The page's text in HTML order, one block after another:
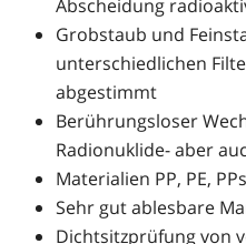
Abscheidung
Grobstaub und
unterschiedlichen
abgestimmt
Berührungsloser
Radionuklide- aber
Materialien PP, PE,
Sehr gut ablesbare
Dichtsitzprüfung von